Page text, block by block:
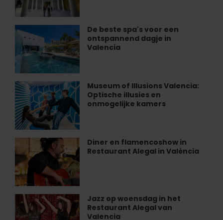
voor
Schone
Kunsten
van
Valencia
De beste spa's voor een
ontspannend dagje in
Valencia
De
beste
spa's
voor
een
ontspannend
dagje
in
Valencia
Museum of Illusions Valencia:
Optische illusies en
onmogelijke kamers
Museum
of
Illusions
Valencia:
Optische
illusies
en
onmogelijke
kamers
Diner en flamencoshow in
Restaurant Alegal in València
en
flamencoshow
in
Restaurant
Alegal
in
València
Jazz op woensdag in het
Restaurant Alegal van
Valencia
Jazz
op